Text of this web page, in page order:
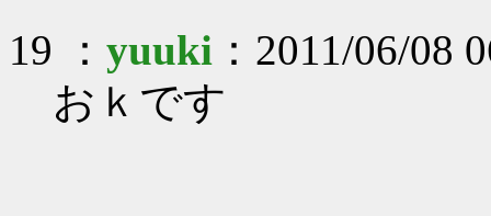
19 ： yuuki ：2011/06/08
おｋです